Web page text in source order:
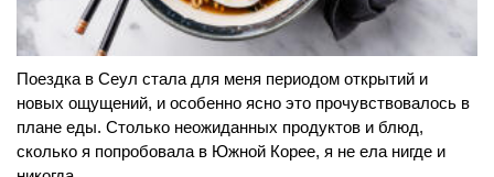
Поездка в Сеул стала для меня периодом открытий и
новых ощущений, и особенно ясно это прочувствовалось в
плане еды. Столько неожиданных продуктов и блюд,
сколько я попробовала в Южной Корее, я не ела нигде и